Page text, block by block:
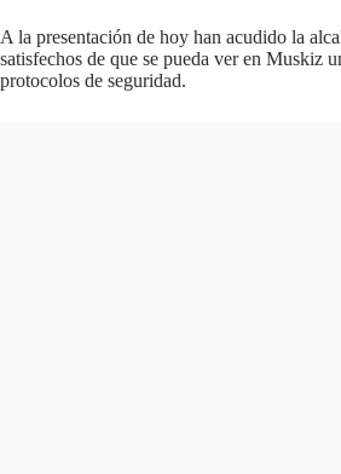
A la presentación de hoy han acudido la
satisfechos de que se pueda ver en Muskiz
protocolos de seguridad.